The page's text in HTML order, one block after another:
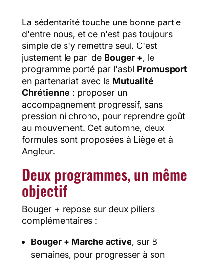
La sédentarité touche une bonne partie
d'entre nous, et ce n'est pas toujours
simple de s'y remettre seul. C'est
justement le pari de Bouger +, le
programme porté par l'asbl Promusport
en partenariat avec la Mutualité
Chrétienne : proposer un
accompagnement progressif, sans
pression ni chrono, pour reprendre goût
au mouvement. Cet automne, deux
formules sont proposées à Liège et à
Angleur.
Deux programmes, un même
objectif
Bouger + repose sur deux piliers
complémentaires :
Bouger + Marche active, sur 8
semaines, pour progresser à son